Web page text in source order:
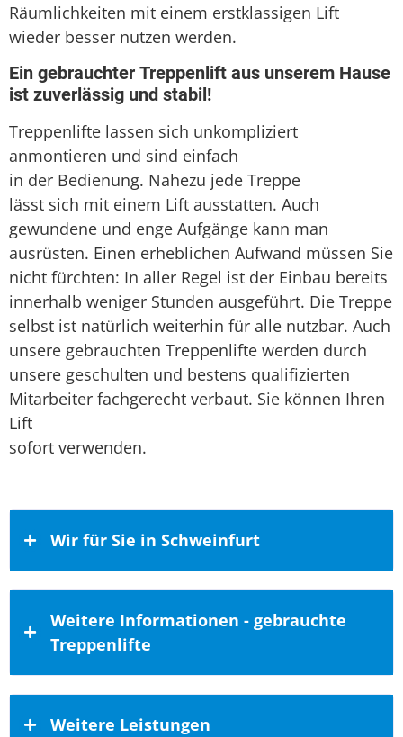
Räumlichkeiten mit einem erstklassigen Lift
wieder besser nutzen werden.
Ein gebrauchter Treppenlift aus unserem Hause
ist zuverlässig und stabil!
Treppenlifte lassen sich unkompliziert
anmontieren und sind einfach
in der Bedienung. Nahezu jede Treppe
lässt sich mit einem Lift ausstatten. Auch
gewundene und enge Aufgänge kann man
ausrüsten. Einen erheblichen Aufwand müssen Sie
nicht fürchten: In aller Regel ist der Einbau bereits
innerhalb weniger Stunden ausgeführt. Die Treppe
selbst ist natürlich weiterhin für alle nutzbar. Auch
unsere gebrauchten Treppenlifte werden durch
unsere geschulten und bestens qualifizierten
Mitarbeiter fachgerecht verbaut. Sie können Ihren
Lift
sofort verwenden.
Wir für Sie in Schweinfurt
Vor Ort in Schweinfurt
Durch unsere Geschäftstätigkeit haben wir
uns einen sehr guten Überblick über die
Stadtarchitektur der Gemeinden und Städte
unseres Einzugsbereiches erarbeiten
Weitere Informationen - gebrauchte
Treppenlifte
Kaufen bei rh-homelifte – Ihrem
Weitere Leistungen